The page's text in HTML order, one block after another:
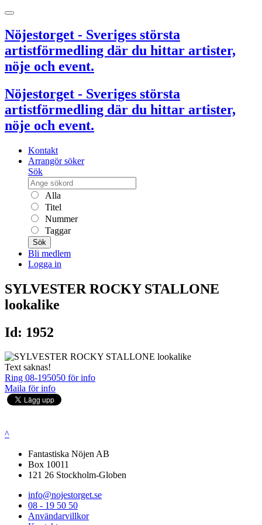
Nöjestorget - Sveriges största
artistförmedling där du hittar artister,
nöje och event.
Nöjestorget - Sveriges största
artistförmedling där du hittar artister,
nöje och event.
Kontakt
Arrangör söker
Sök
Alla
Titel
Nummer
Taggar
Sök
Bli medlem
Logga in
SYLVESTER ROCKY STALLONE
lookalike
Id: 1952
Text saknas!
Ring 08-195050 för info
Maila för info
^
Fantastiska Nöjen AB
Box 10011
121 26 Stockholm-Globen
info@nojestorget.se
08 - 19 50 50
Användarvillkor